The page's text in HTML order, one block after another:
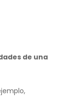
de una